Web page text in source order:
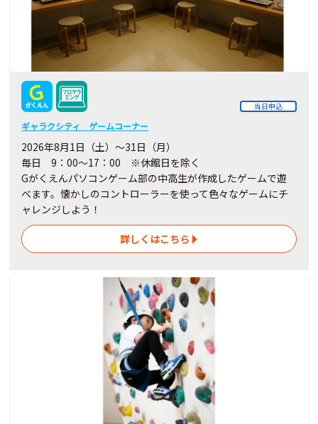
当日申込
ギャラクシティ ゲームコーナー
2026年8月1日（土）～31日（月）
毎日 9：00～17：00 ※休館日を除く
Gがくえんパソコンゲーム部の中高生が作成したゲームで遊
べます。懐かしのコントローラーを使って色々なゲームにチ
ャレンジしよう！
詳しくはこちら